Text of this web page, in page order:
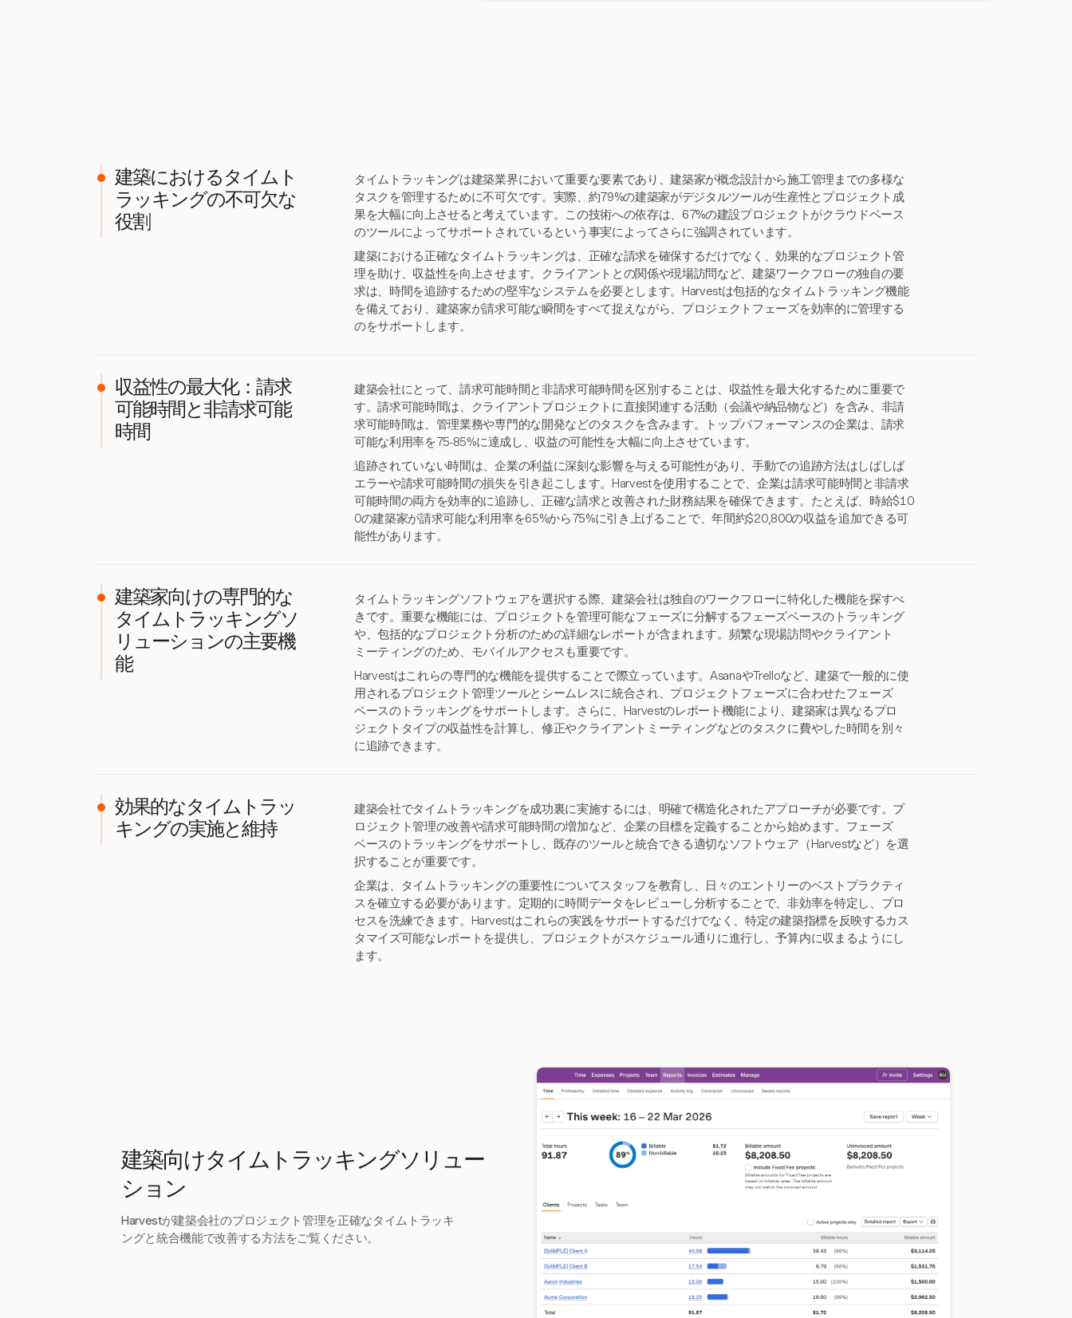
建築におけるタイムト
ラッキングの不可欠な
役割
タイムトラッキングは建築業界において重要な要素であり、建築家が概念設計から施工管理までの多様な
タスクを管理するために不可欠です。実際、約79%の建築家がデジタルツールが生産性とプロジェクト成
果を大幅に向上させると考えています。この技術への依存は、67%の建設プロジェクトがクラウドベース
のツールによってサポートされているという事実によってさらに強調されています。
建築における正確なタイムトラッキングは、正確な請求を確保するだけでなく、効果的なプロジェクト管
理を助け、収益性を向上させます。クライアントとの関係や現場訪問など、建築ワークフローの独自の要
求は、時間を追跡するための堅牢なシステムを必要とします。Harvestは包括的なタイムトラッキング機能
を備えており、建築家が請求可能な瞬間をすべて捉えながら、プロジェクトフェーズを効率的に管理する
のをサポートします。
収益性の最大化：請求
可能時間と非請求可能
時間
建築会社にとって、請求可能時間と非請求可能時間を区別することは、収益性を最大化するために重要で
す。請求可能時間は、クライアントプロジェクトに直接関連する活動（会議や納品物など）を含み、非請
求可能時間は、管理業務や専門的な開発などのタスクを含みます。トップパフォーマンスの企業は、請求
可能な利用率を75-85%に達成し、収益の可能性を大幅に向上させています。
追跡されていない時間は、企業の利益に深刻な影響を与える可能性があり、手動での追跡方法はしばしば
エラーや請求可能時間の損失を引き起こします。Harvestを使用することで、企業は請求可能時間と非請求
可能時間の両方を効率的に追跡し、正確な請求と改善された財務結果を確保できます。たとえば、時給$10
0の建築家が請求可能な利用率を65%から75%に引き上げることで、年間約$20,800の収益を追加できる可
能性があります。
建築家向けの専門的な
タイムトラッキングソ
リューションの主要機
能
タイムトラッキングソフトウェアを選択する際、建築会社は独自のワークフローに特化した機能を探すべ
きです。重要な機能には、プロジェクトを管理可能なフェーズに分解するフェーズベースのトラッキング
や、包括的なプロジェクト分析のための詳細なレポートが含まれます。頻繁な現場訪問やクライアント
ミーティングのため、モバイルアクセスも重要です。
Harvestはこれらの専門的な機能を提供することで際立っています。AsanaやTrelloなど、建築で一般的に使
用されるプロジェクト管理ツールとシームレスに統合され、プロジェクトフェーズに合わせたフェーズ
ベースのトラッキングをサポートします。さらに、Harvestのレポート機能により、建築家は異なるプロ
ジェクトタイプの収益性を計算し、修正やクライアントミーティングなどのタスクに費やした時間を別々
に追跡できます。
効果的なタイムトラッ
キングの実施と維持
建築会社でタイムトラッキングを成功裏に実施するには、明確で構造化されたアプローチが必要です。プ
ロジェクト管理の改善や請求可能時間の増加など、企業の目標を定義することから始めます。フェーズ
ベースのトラッキングをサポートし、既存のツールと統合できる適切なソフトウェア（Harvestなど）を選
択することが重要です。
企業は、タイムトラッキングの重要性についてスタッフを教育し、日々のエントリーのベストプラクティ
スを確立する必要があります。定期的に時間データをレビューし分析することで、非効率を特定し、プロ
セスを洗練できます。Harvestはこれらの実践をサポートするだけでなく、特定の建築指標を反映するカス
タマイズ可能なレポートを提供し、プロジェクトがスケジュール通りに進行し、予算内に収まるようにし
ます。
建築向けタイムトラッキングソリュー
ション
Harvestが建築会社のプロジェクト管理を正確なタイムトラッキ
ングと統合機能で改善する方法をご覧ください。